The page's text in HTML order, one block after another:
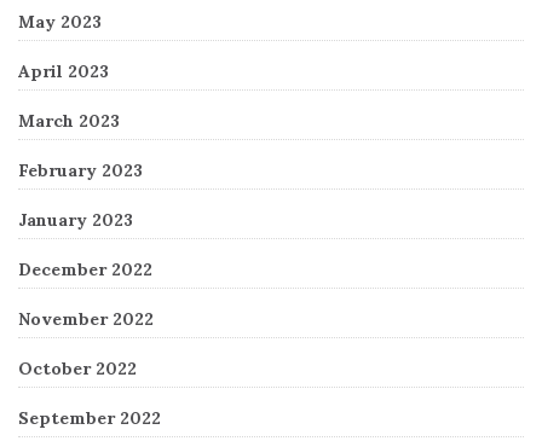
May 2023
April 2023
March 2023
February 2023
January 2023
December 2022
November 2022
October 2022
September 2022